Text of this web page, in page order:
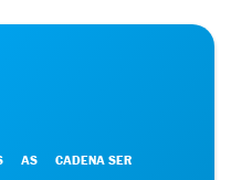
AS CADENA SER